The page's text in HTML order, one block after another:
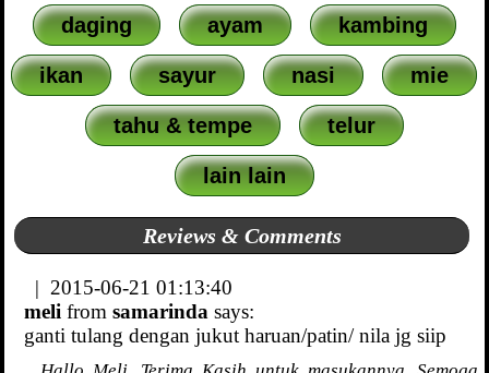
daging ayam kambing
ikan sayur nasi mie
tahu & tempe telur
lain lain
Reviews & Comments
| 2015-06-21 01:13:40
meli from samarinda says:
ganti tulang dengan jukut haruan/patin/ nila jg siip